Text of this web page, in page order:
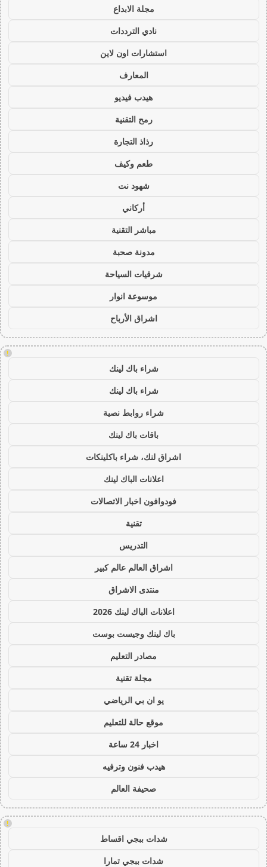
مجلة الابداع
نادي الترددات
استشارات اون لاين
المعارف
هيدب فيديو
رمح التقنية
رذاذ التجارة
طعم وكيف
شهود نت
أركاني
مباشر التقنية
مدونة صحبة
شرقيات السياحة
موسوعة انوار
اشراق الأرباح
!
شراء باك لينك
شراء باك لينك
شراء روابط نصية
باقات باك لينك
اشراق لنك، شراء باكلينكات
اعلانات الباك لينك
فودوافون اخبار الاتصالات
تقنية
التدريس
اشراق العالم عالم كبير
منتدى الاشراق
اعلانات الباك لينك 2026
باك لينك وجيست بوست
مصادر التعليم
مجلة تقنية
يو ان بي الرياضي
موقع حالة للتعليم
اخبار 24 ساعة
هيدب فنون وترفيه
صحيفة العالم
!
شدات ببجي اقساط
شدات ببجي تمارا